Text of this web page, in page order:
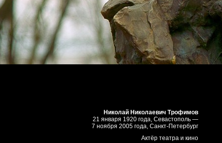
Николай Николаевич Трофимов
21 января 1920 года, Севастополь —
7 ноября 2005 года, Санкт-Петербург
Актёр театра и кино